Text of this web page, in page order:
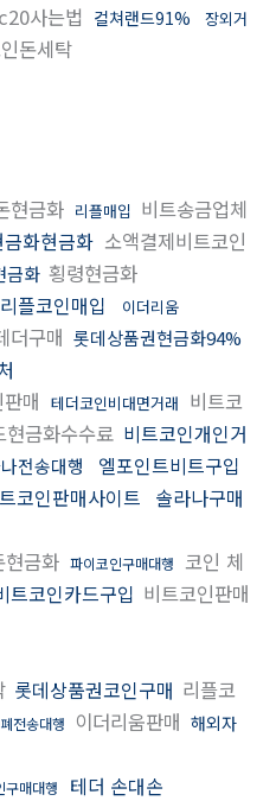
사는법 컬쳐랜드91%
장외거
돈세탁
현금화 리플매입 비트송금업체
화현금화 소액결제비트코인
금화 횡령현금화
리플코인매입 이더리움
더구매 롯데상품권현금화94%
매 테더코인비대면거래 비트코
현금화수수료 비트코인개인거
전송대행 엘포인트비트구입
코인판매사이트 솔라나구매
금화 파이코인구매대행 코인 체
트코인카드구입 비트코인판매
롯데상품권코인구매 리플코
전송대행 이더리움판매 해외자
구매대행 테더 손대손